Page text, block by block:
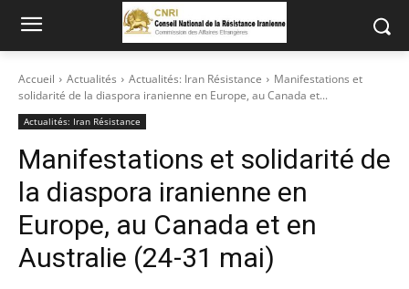
Accueil Actualités Actualités: Iran Résistance
Manifestations et
solidarité de la diaspora iranienne en Europe, au Canada et...
Actualités: Iran Résistance
Manifestations et solidarité de
la diaspora iranienne en
Europe, au Canada et en
Australie (24-31 mai)